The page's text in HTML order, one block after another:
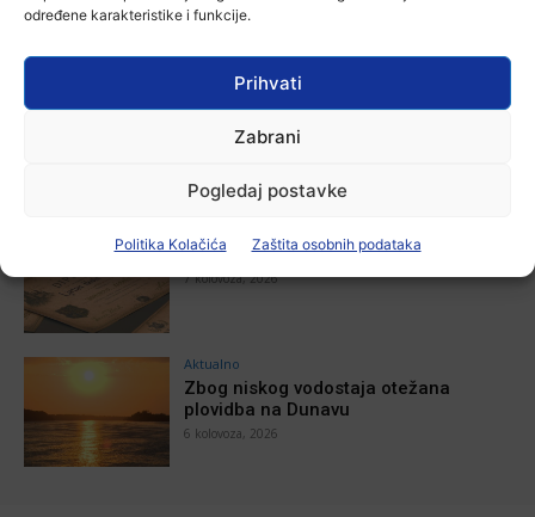
određene karakteristike i funkcije.
Prihvati
Zabrani
Pogledaj postavke
Politika Kolačića Zaštita osobnih podataka
stotu godišnjicu djelovanja
Divlja liga
U Županji održana Ljetna škola magije
7 kolovoza, 2026
Aktualno
Zbog niskog vodostaja otežana
plovidba na Dunavu
6 kolovoza, 2026